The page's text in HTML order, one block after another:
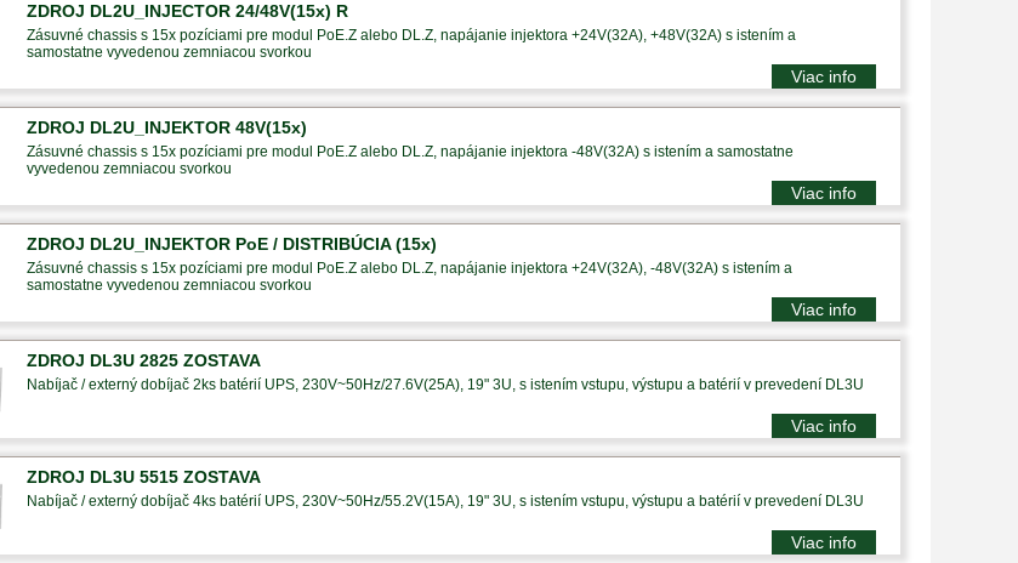
ZDROJ DL2U_INJECTOR 24/48V(15x) R
Zásuvné chassis s 15x pozíciami pre modul PoE.Z alebo DL.Z, napájanie injektora +24V(32A), +48V(32A) s istením a
samostatne vyvedenou zemniacou svorkou
Viac info
ZDROJ DL2U_INJEKTOR 48V(15x)
Zásuvné chassis s 15x pozíciami pre modul PoE.Z alebo DL.Z, napájanie injektora -48V(32A) s istením a samostatne
vyvedenou zemniacou svorkou
Viac info
ZDROJ DL2U_INJEKTOR PoE / DISTRIBÚCIA (15x)
Zásuvné chassis s 15x pozíciami pre modul PoE.Z alebo DL.Z, napájanie injektora +24V(32A), -48V(32A) s istením a
samostatne vyvedenou zemniacou svorkou
Viac info
ZDROJ DL3U 2825 ZOSTAVA
Nabíjač / externý dobíjač 2ks batérií UPS, 230V~50Hz/27.6V(25A), 19" 3U, s istením vstupu, výstupu a batérií v prevedení DL3U
Viac info
ZDROJ DL3U 5515 ZOSTAVA
Nabíjač / externý dobíjač 4ks batérií UPS, 230V~50Hz/55.2V(15A), 19" 3U, s istením vstupu, výstupu a batérií v prevedení DL3U
Viac info